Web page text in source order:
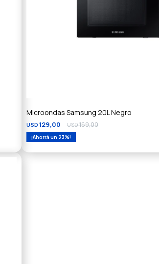
Microondas Samsung 20L Negro
USD 129,00 USD169,00
23